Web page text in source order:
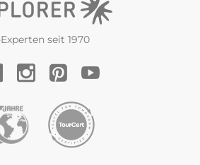
seit 1970